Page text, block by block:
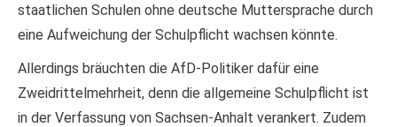
staatlichen Schulen ohne deutsche Muttersprache durch
eine Aufweichung der Schulpflicht wachsen könnte.
Allerdings bräuchten die AfD-Politiker dafür eine
Zweidrittelmehrheit, denn die allgemeine Schulpflicht ist
in der Verfassung von Sachsen-Anhalt verankert. Zudem